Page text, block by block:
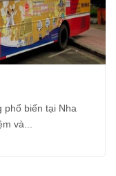
phổ biến tại Nha
và...